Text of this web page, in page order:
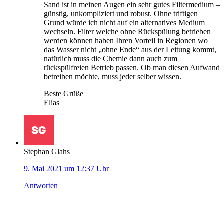
Sand ist in meinen Augen ein sehr gutes Filtermedium –
günstig, unkompliziert und robust. Ohne triftigen
Grund würde ich nicht auf ein alternatives Medium
wechseln. Filter welche ohne Rückspülung betrieben
werden können haben Ihren Vorteil in Regionen wo
das Wasser nicht „ohne Ende“ aus der Leitung kommt,
natürlich muss die Chemie dann auch zum
rückspülfreien Betrieb passen. Ob man diesen Aufwand
betreiben möchte, muss jeder selber wissen.
Beste Grüße
Elias
Stephan Glahs
9. Mai 2021 um 12:37 Uhr
Antworten